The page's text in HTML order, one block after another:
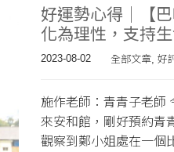
好運勢心得｜【
化為理性，支持
2023-08-02 全部文章, 好
施作老師：青青子老師
來安和館，剛好預約青
觀察到鄭小姐處在一